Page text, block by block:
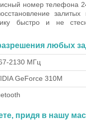
номер телефона
залитых
быстро и не
любых
2130 МГц
GeForce 310M
придя в нашу